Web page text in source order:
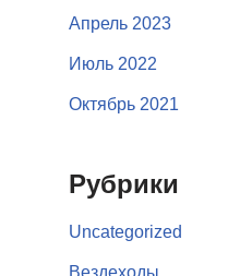
Апрель 2023
Июль 2022
Октябрь 2021
Рубрики
Uncategorized